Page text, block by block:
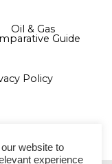
Oil & Gas
Guide
Policy
website to
experience